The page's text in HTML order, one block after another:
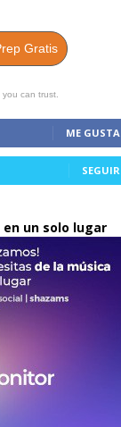
Gratis
can trust.
ME GUSTA
SEGUIR
un solo lugar